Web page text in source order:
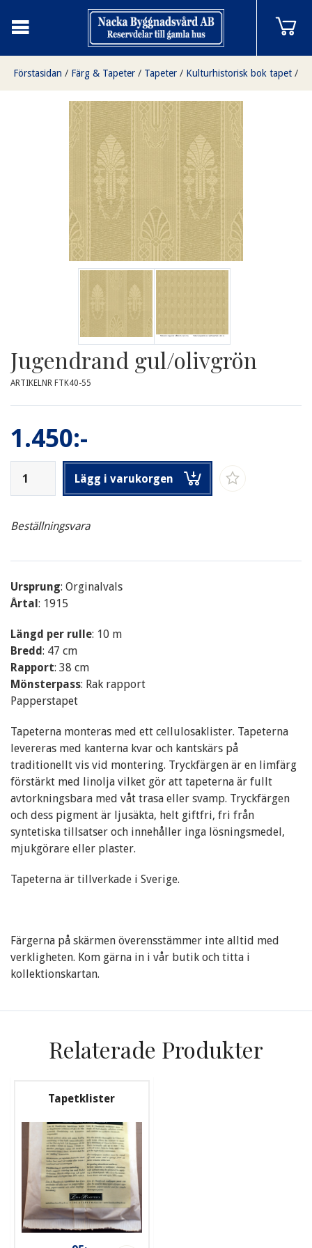
Förstasidan / Färg & Tapeter / Tapeter / Kulturhistorisk bok tapet /
Jugendrand gul/olivgrön
Jugendrand gul/olivgrön
ARTIKELNR FTK40-55
1.450:-
Lägg i varukorgen
Beställningsvara
Ursprung: Orginalvals
Årtal: 1915
Längd per rulle: 10 m
Bredd: 47 cm
Rapport: 38 cm
Mönsterpass: Rak rapport
Papperstapet
Tapeterna monteras med ett cellulosaklister. Tapeterna
levereras med kanterna kvar och kantskärs på
traditionellt vis vid montering. Tryckfärgen är en limfärg
förstärkt med linolja vilket gör att tapeterna är fullt
avtorkningsbara med våt trasa eller svamp. Tryckfärgen
och dess pigment är ljusäkta, helt giftfri, fri från
syntetiska tillsatser och innehåller inga lösningsmedel,
mjukgörare eller plaster.
Tapeterna är tillverkade i Sverige.
Färgerna på skärmen överensstämmer inte alltid med
verkligheten. Kom gärna in i vår butik och titta i
kollektionskartan.
Relaterade Produkter
Tapetklister